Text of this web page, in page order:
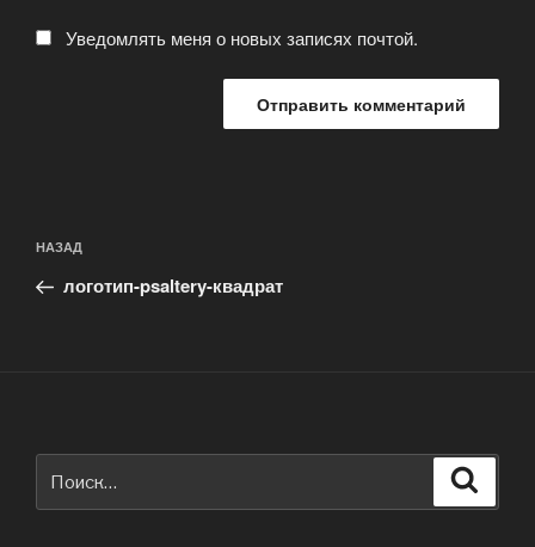
Уведомлять меня о новых записях почтой.
по
записям
Предыдущая
запись:
НАЗАД
логотип-psaltery-квадрат